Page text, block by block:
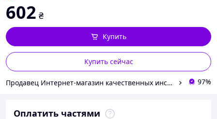
602 ₴
Купить сейчас
Купить
Продавец Интернет-магазин качественных инструментов ''VERFO'' 97%
Оплатить частями